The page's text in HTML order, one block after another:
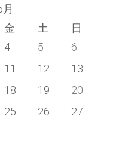
金 土
日
4 5
6
11 12
13
18 19
20
25 26
27